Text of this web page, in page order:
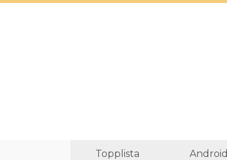
Topplista Android